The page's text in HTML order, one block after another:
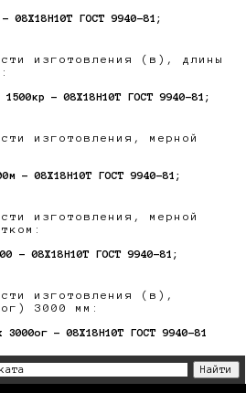
- 08Х18Н10Т ГОСТ 9940-81;
изготовления (в), длины
- 08Х18Н10Т ГОСТ 9940-81;
изготовления, мерной
- 08Х18Н10Т ГОСТ 9940-81;
изготовления, мерной
- 08Х18Н10Т ГОСТ 9940-81;
изготовления (в),
3000 мм:
- 08Х18Н10Т ГОСТ 9940-81